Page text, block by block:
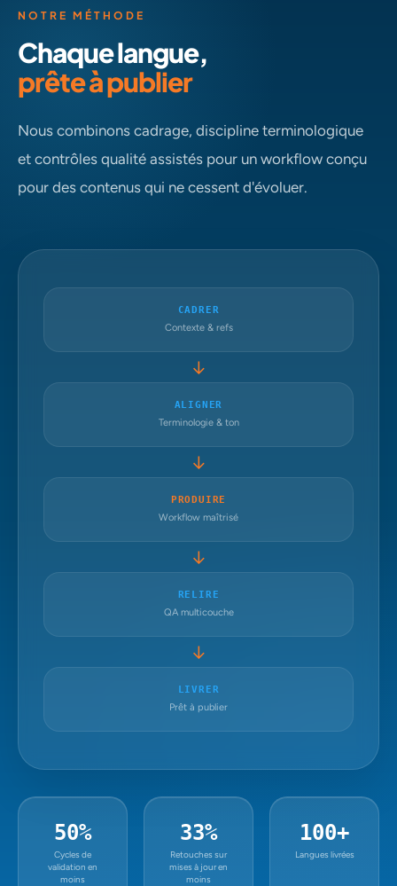
NOTRE MÉTHODE
Chaque langue,
prête à publier
Nous combinons cadrage, discipline terminologique
et contrôles qualité assistés pour un workflow conçu
pour des contenus qui ne cessent d'évoluer.
CADRER
Contexte & refs
→
ALIGNER
Terminologie & ton
→
PRODUIRE
Workflow maîtrisé
→
RELIRE
QA multicouche
→
LIVRER
Prêt à publier
50%
Cycles de
validation en
moins
33%
Retouches sur
mises à jour en
moins
100+
Langues livrées